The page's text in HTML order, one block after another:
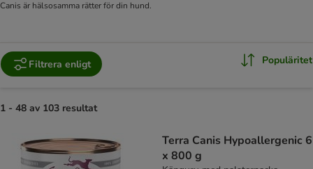
Canis är hälsosamma rätter för din hund.
Filtrera enligt Populäritet
1 - 48 av 103 resultat
Terra Canis Hypoallergenic 6
x 800 g